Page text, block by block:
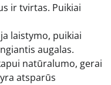
ir tvirtas. Puikiai
laistymo, puikiai
augalas.
natūralumo, gerai
atsparūs